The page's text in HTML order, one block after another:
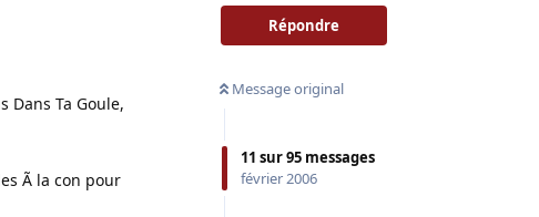
Répondre
Message original
11 sur95 messages
février 2006
Ta Goule,
Ã la con pour